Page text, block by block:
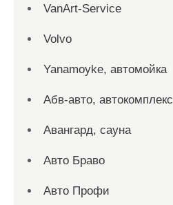
VanArt-Service
Volvo
Yanamoyke, автомойка
Абв-авто, автокомплекс
Авангард, сауна
Авто Браво
Авто Профи